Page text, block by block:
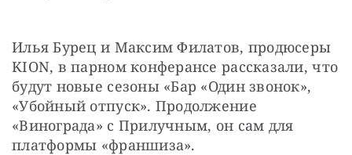
Илья Бурец и Максим Филатов, продюсеры
KION, в парном конферансе рассказали, что
будут новые сезоны «Бар «Один звонок»,
«Убойный отпуск». Продолжение
«Винограда» с Прилучным, он сам для
платформы «франшиза».